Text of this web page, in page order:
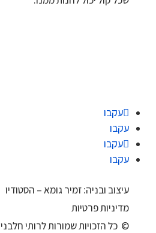
עקבו
עקבו
עקבו
עקבו
עיצוב ובניה: זמיר גומא – הסטודיו
מדיניות פרטיות
© כל הזכויות שמורות לרותי חלבני